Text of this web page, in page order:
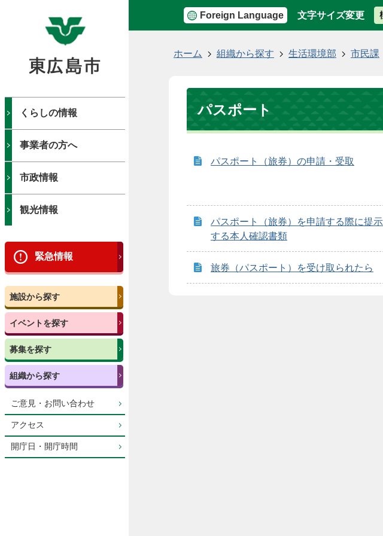
Foreign Language 文字サイズ変更
くらしの情報
事業者の方へ
市政情報
観光情報
緊急情報
施設から探す
イベントを探す
募集を探す
組織から探す
ご意見・お問い合わせ
アクセス
開庁日・開庁時間
ホーム 組織から探す 生活環境部 市民課
パスポート
パスポート（旅券）の申請・受取
パスポート（旅券）を申請する際に提示
する本人確認書類
旅券（パスポート）を受け取られたら